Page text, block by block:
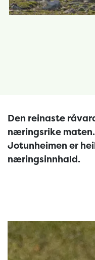
Den reinaste
næringsrike
Jotunheimen er
næringsinnhald.